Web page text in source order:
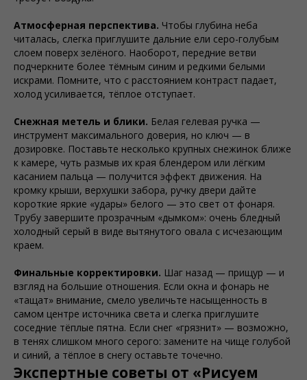
Атмосферная перспектива. Чтобы глубина неба
читалась, слегка приглушите дальние ели серо-голубым
слоем поверх зелёного. Наоборот, передние ветви
подчеркните более тёмным синим и редкими белыми
искрами. Помните, что с расстоянием контраст падает,
холод усиливается, тёплое отступает.
Снежная метель и блики. Белая гелевая ручка —
инструмент максимального доверия, но ключ — в
дозировке. Поставьте несколько крупных снежинок ближе
к камере, чуть размыв их края блендером или лёгким
касанием пальца — получится эффект движения. На
кромку крыши, верхушки забора, ручку двери дайте
короткие яркие «удары» белого — это свет от фонаря.
Трубу завершите прозрачным «дымком»: очень бледный
холодный серый в виде вытянутого овала с исчезающим
краем.
Финальные корректировки. Шаг назад — прищур — и
взгляд на большие отношения. Если окна и фонарь не
«тащат» внимание, смело увеличьте насыщенность в
самом центре источника света и слегка приглушите
соседние тёплые пятна. Если снег «грязнит» — возможно,
в тенях слишком много серого: замените на чище голубой
и синий, а тёплое в снегу оставьте точечно.
Экспертные советы от «Рисуем